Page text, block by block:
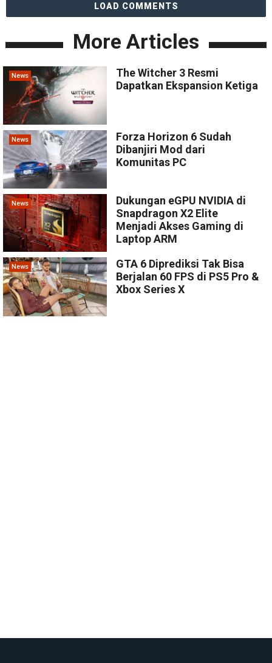
LOAD COMMENTS
More Articles
News
The Witcher 3 Resmi
Dapatkan Ekspansion Ketiga
News
Forza Horizon 6 Sudah
Dibanjiri Mod dari
Komunitas PC
News
Dukungan eGPU NVIDIA di
Snapdragon X2 Elite
Menjadi Akses Gaming di
Laptop ARM
News
GTA 6 Diprediksi Tak Bisa
Berjalan 60 FPS di PS5 Pro &
Xbox Series X